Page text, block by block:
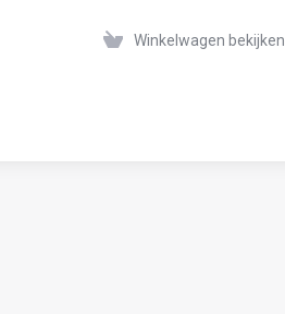
Winkelwagen bekijken